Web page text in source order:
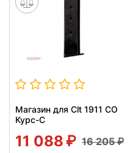
Магазин для Clt 1911 СО
Курс-С
11 088 16 205